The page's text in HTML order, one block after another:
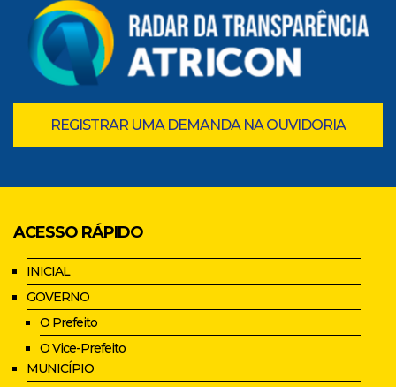
REGISTRAR UMA DEMANDA NA OUVIDORIA
ACESSO RÁPIDO
INICIAL
GOVERNO
O Prefeito
O Vice-Prefeito
MUNICÍPIO